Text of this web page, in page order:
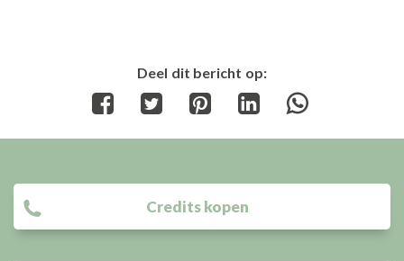
Deel dit bericht op:
Share
Share
Share
Share
Credits kopen